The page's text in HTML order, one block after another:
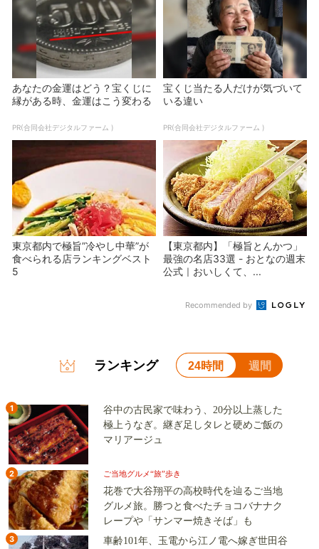
あなたの金運はどう？宝くじに
縁がある時、金運はこう変わる
PR(合同会社デジタルファーム )
宝くじ当たる人だけが気づいて
いる違い
PR(合同会社デジタルファーム )
東京都内で極旨”冷やし中華”が
食べられる店ランキングベスト
5
【東京都内】「極旨とんかつ」
最強の名店33選 - おとなの週末
公式｜おいしくて、...
Recommended by
ランキング 24時間 週間
1
谷中の古民家で味わう、20分以上蒸した
極上うなぎ。継ぎ足しタレと硬めご飯の
マリアージュ
2 ご当地グルメ“旅”歩き
花巻で大谷翔平の高校時代を辿るご当地
グルメ旅。勝つと食べたチョコバナナク
レープや「サンマー焼きそば」も
3
車齢101年、玉電から江ノ電へ嫁ぎ世田谷